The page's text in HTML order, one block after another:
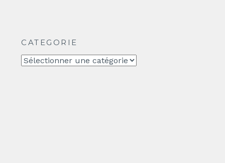
CATEGORIE
CATEGORIE